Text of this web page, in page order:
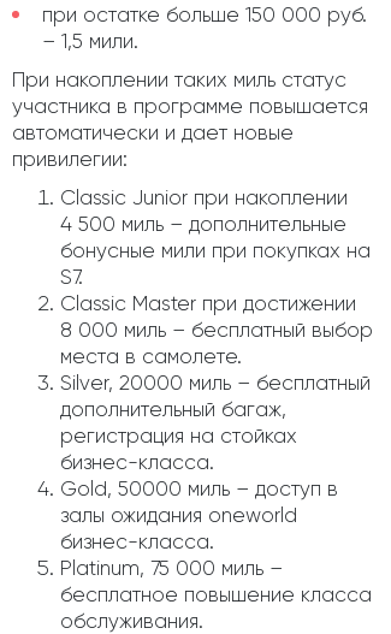
при остатке больше 150 000 руб.
– 1,5 мили.
При накоплении таких миль статус
участника в программе повышается
автоматически и дает новые
привилегии:
Classic Junior при накоплении
4 500 миль – дополнительные
бонусные мили при покупках на
S7.
Classic Master при достижении
8 000 миль – бесплатный выбор
места в самолете.
Silver, 20000 миль – бесплатный
дополнительный багаж,
регистрация на стойках
бизнес-класса.
Gold, 50000 миль – доступ в
залы ожидания oneworld
бизнес-класса.
Platinum, 75 000 миль –
бесплатное повышение класса
обслуживания.